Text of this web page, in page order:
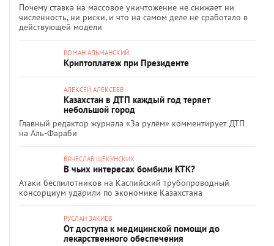
Почему ставка на массовое уничтожение не снижает ни
численность, ни риски, и что на самом деле не сработало в
действующей модели
РОМАН АЛЬМАНСКИЙ
Криптоплатеж при Президенте
АЛЕКСЕЙ АЛЕКСЕЕВ
Казахстан в ДТП каждый год теряет
небольшой город
Главный редактор журнала «За рулём» комментирует ДТП
на Аль-Фараби
ВЯЧЕСЛАВ ЩЕКУНСКИХ
В чьих интересах бомбили КТК?
Атаки беспилотников на Каспийский трубопроводный
консорциум ударили по экономике Казахстана
РУСЛАН ЗАКИЕВ
От доступа к медицинской помощи до
лекарственного обеспечения